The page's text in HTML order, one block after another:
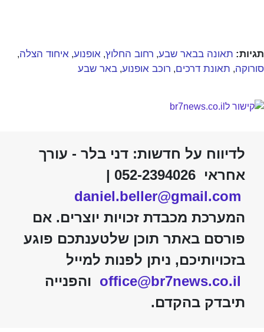
תגיות: תאונה בבאר שבע, רחוב החלוץ, אופנוע, איחוד הצלה,
סורוקה, תאונת דרכים, רוכב אופנוע, באר שבע
לדיווח על חדשות: דני בלר - עורך
אחראי 052-2394026 |
daniel.beller@gmail.com
המערכת מכבדת זכויות יוצרים. אם
פורסם באתר תוכן שלטענתכם פוגע
בזכויותיכם, ניתן לפנות למייל
office@br7news.co.il והפנייה
תיבדק בהקדם.